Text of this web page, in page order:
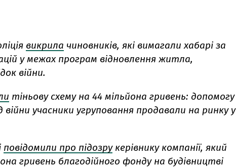
викрила чиновників, які вимагали хабарі за
у межах програм відновлення житла,
війни.
тіньову схему на 44 мільйона гривень: допомогу
учасники угруповання продавали на ринку у
повідомили про підозру керівнику компанії, який
гривень благодійного фонду на будівництві